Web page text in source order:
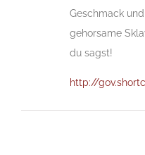
Geschmack
gehorsame
du sagst!
http://